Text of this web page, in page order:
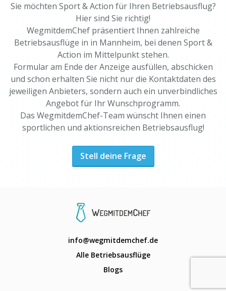
Sie möchten Sport & Action für Ihren Betriebsausflug?
Hier sind Sie richtig!
WegmitdemChef präsentiert Ihnen zahlreiche
Betriebsausflüge in in Mannheim, bei denen Sport &
Action im Mittelpunkt stehen.
Formular am Ende der Anzeige ausfüllen, abschicken
und schon erhalten Sie nicht nur die Kontaktdaten des
jeweiligen Anbieters, sondern auch ein unverbindliches
Angebot für Ihr Wunschprogramm.
Das WegmitdemChef-Team wünscht Ihnen einen
sportlichen und aktionsreichen Betriebsausflug!
Stell deine Frage
info@wegmitdemchef.de
Alle Betriebsausflüge
Blogs